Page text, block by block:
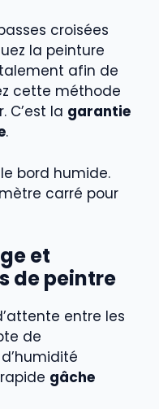
croisées
la peinture
afin de
cette méthode
C’est la garantie
.
bord humide.
carré pour
et
de peintre
entre les
de
gâche